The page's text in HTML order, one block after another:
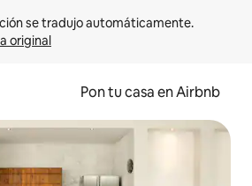
original
Pon tu casa en Airbnb